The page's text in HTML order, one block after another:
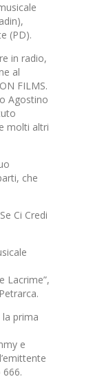
(PD).
in radio,
al
FILMS.
Agostino
molti altri
che
Ci Credi
Lacrime”,
prima
e